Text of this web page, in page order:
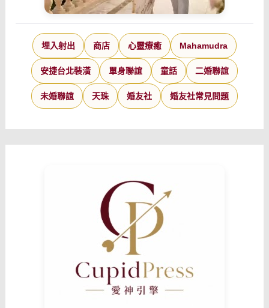
埋入射出 商店 心靈療癒 Mahamudra
安捷台北裝潢 單身聯誼 童話 二婚聯誼
未婚聯誼 天珠 婚友社 婚友社常見問題